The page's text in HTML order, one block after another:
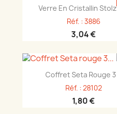
Aperçu rapide
Verre En Cristallin
Réf. : 3886
3,04 €
Aperçu rapide
Coffret Seta Rouge 3...
Réf. : 28102
1,80 €